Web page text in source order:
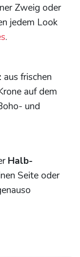
Zweig oder
jedem Look
.
aus frischen
auf dem
und
Halb-
Seite oder